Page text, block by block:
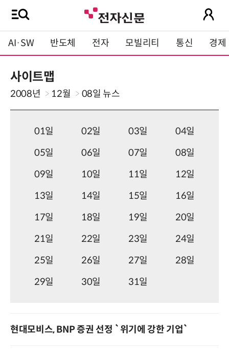
AI·SW 반도체 전자 모빌리티 통신 경제
사이트맵
2008년 12월 08일 뉴스
01일 02일 03일
04일
05일
06일 07일
08일
09일
10일 11일
12일
13일
14일 15일
16일
17일
18일 19일
20일
21일
22일 23일
24일
25일
26일 27일
28일
29일
30일 31일
현대모비스, BNP 증권 선정 `위기에 강한 기업`